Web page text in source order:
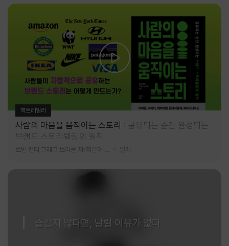
북트레일러
사람의 마음을 움직이는 스토리
공유되는 순간 완성되는
브랜드 스토리텔링의 원칙
알레
즐겁지 않다면, 달릴 이유가 없다